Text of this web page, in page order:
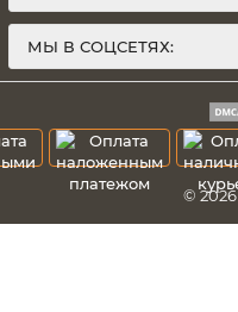
МЫ В СОЦСЕТЯХ:
© 2026